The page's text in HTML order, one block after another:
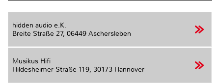
hidden audio e.K.
Breite Straße 27, 06449 Aschersleben
Musikus Hifi
Hildesheimer Straße 119, 30173 Hannover